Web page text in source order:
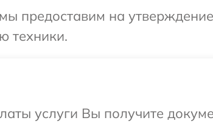
предоставим на
техники.
услуги Вы получите